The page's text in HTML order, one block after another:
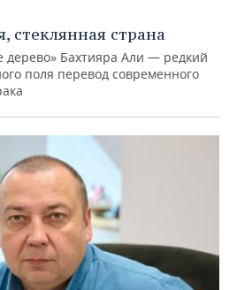
стеклянная страна
дерево» Бахтияра Али — редкий
поля перевод современного